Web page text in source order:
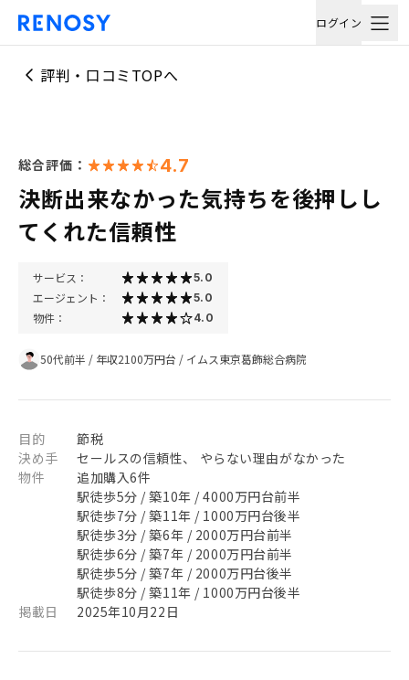
ログイン
評判・口コミTOPへ
総合評価： 4.7
決断出来なかった気持ちを後押しし
てくれた信頼性
サービス： 5.0
エージェント： 5.0
物件： 4.0
50代前半 / 年収2100万円台 / イムス東京葛飾総合病院
目的
節税
決め手
セールスの信頼性、 やらない理由がなかった
物件
追加購入6件
駅徒歩5分 / 築10年 / 4000万円台前半
駅徒歩7分 / 築11年 / 1000万円台後半
駅徒歩3分 / 築6年 / 2000万円台前半
駅徒歩6分 / 築7年 / 2000万円台前半
駅徒歩5分 / 築7年 / 2000万円台後半
駅徒歩8分 / 築11年 / 1000万円台後半
掲載日
2025年10月22日